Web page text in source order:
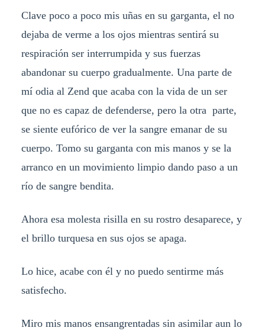
Clave poco a poco mis uñas en su garganta, el no
dejaba de verme a los ojos mientras sentirá su
respiración ser interrumpida y sus fuerzas
abandonar su cuerpo gradualmente. Una parte de
mí odia al Zend que acaba con la vida de un ser
que no es capaz de defenderse, pero la otra parte,
se siente eufórico de ver la sangre emanar de su
cuerpo. Tomo su garganta con mis manos y se la
arranco en un movimiento limpio dando paso a un
río de sangre bendita.
Ahora esa molesta risilla en su rostro desaparece, y
el brillo turquesa en sus ojos se apaga.
Lo hice, acabe con él y no puedo sentirme más
satisfecho.
Miro mis manos ensangrentadas sin asimilar aun lo